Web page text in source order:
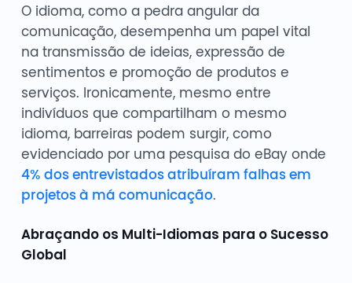
O idioma, como a pedra angular da
comunicação, desempenha um papel vital
na transmissão de ideias, expressão de
sentimentos e promoção de produtos e
serviços. Ironicamente, mesmo entre
indivíduos que compartilham o mesmo
idioma, barreiras podem surgir, como
evidenciado por uma pesquisa do eBay onde
4% dos entrevistados atribuíram falhas em
projetos à má comunicação.
Abraçando os Multi-Idiomas para o Sucesso
Global